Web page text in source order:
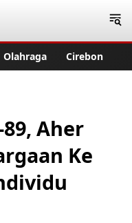
Olahraga Cirebon
Aher
Ke